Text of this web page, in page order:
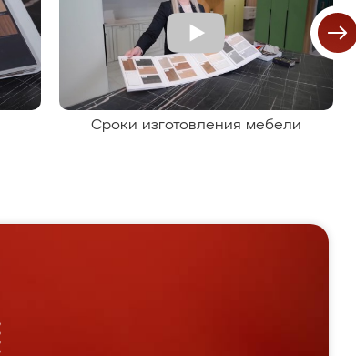
Сроки изготовления мебели